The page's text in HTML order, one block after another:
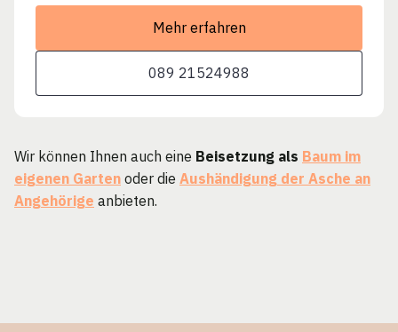
Mehr erfahren
089 21524988
Wir können Ihnen auch eine Beisetzung als Baum im
eigenen Garten oder die Aushändigung der Asche an
Angehörige anbieten.